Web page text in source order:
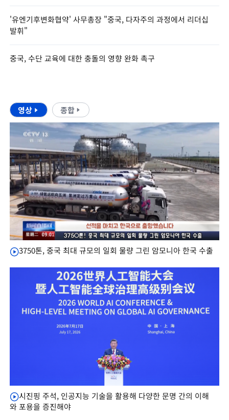
'유엔기후변화협약' 사무총장 "중국, 다자주의 과정에서 리더십
발휘"
중국, 수단 교육에 대한 충돌의 영향 완화 촉구
영상 종합
3750톤, 중국 최대 규모의 일회 물량 그린 암모니아 한국 수출
시진핑 주석, 인공지능 기술을 활용해 다양한 문명 간의 이해
와 포용을 증진해야